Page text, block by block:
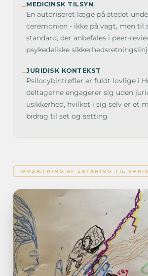
–MEDICINSK TILSYN
En autoriseret læge på stedet
ceremonien - ikke på vagt, men til
standard, der anbefales i peer-
psykedeliske
–JURIDISK KONTEKST
Psilocybintrøfler er fuldt lovlige i
deltagerne engagerer sig uden
usikkerhed, hvilket i sig selv er et
bidrag til set og setting
OMSÆTNING AF ERFARING TIL